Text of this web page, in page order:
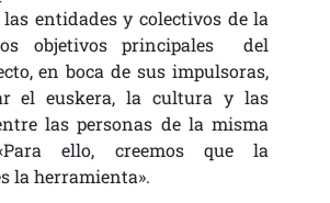
entidades y colectivos de la
objetivos principales del
en boca de sus impulsoras,
el euskera, la cultura y las
las personas de la misma
ello, creemos que la
la herramienta».